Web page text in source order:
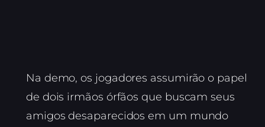
Na demo, os jogadores assumirão o papel
de dois irmãos órfãos que buscam seus
amigos desaparecidos em um mundo